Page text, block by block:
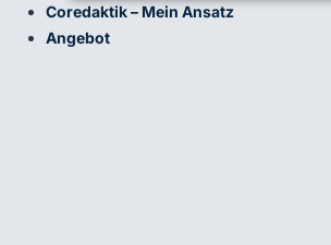
Coredaktik – Mein Ansatz
Angebot